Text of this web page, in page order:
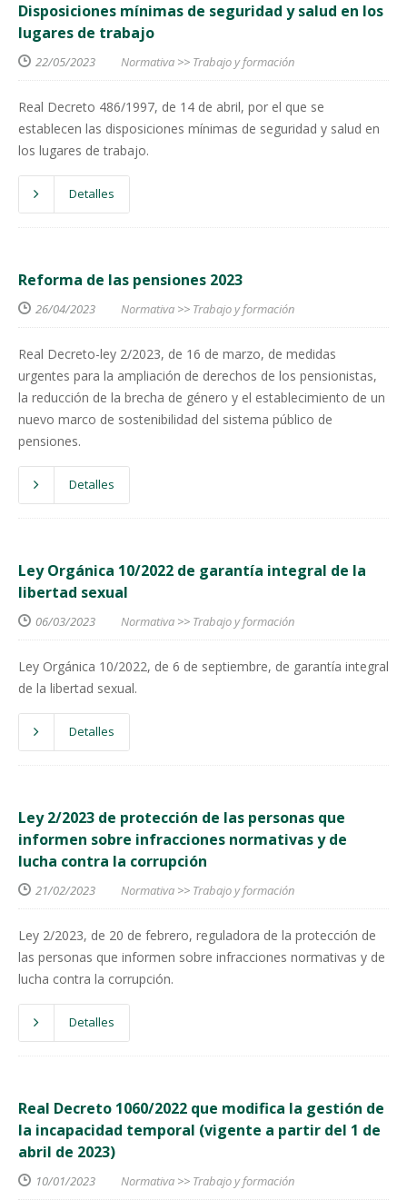
Disposiciones mínimas de seguridad y salud en los
lugares de trabajo
22/05/2023 Normativa >> Trabajo y formación
Real Decreto 486/1997, de 14 de abril, por el que se
establecen las disposiciones mínimas de seguridad y salud en
los lugares de trabajo.
Detalles
Reforma de las pensiones 2023
26/04/2023 Normativa >> Trabajo y formación
Real Decreto-ley 2/2023, de 16 de marzo, de medidas
urgentes para la ampliación de derechos de los pensionistas,
la reducción de la brecha de género y el establecimiento de un
nuevo marco de sostenibilidad del sistema público de
pensiones.
Detalles
Ley Orgánica 10/2022 de garantía integral de la
libertad sexual
06/03/2023 Normativa >> Trabajo y formación
Ley Orgánica 10/2022, de 6 de septiembre, de garantía integral
de la libertad sexual.
Detalles
Ley 2/2023 de protección de las personas que
informen sobre infracciones normativas y de
lucha contra la corrupción
21/02/2023 Normativa >> Trabajo y formación
Ley 2/2023, de 20 de febrero, reguladora de la protección de
las personas que informen sobre infracciones normativas y de
lucha contra la corrupción.
Detalles
Real Decreto 1060/2022 que modifica la gestión de
la incapacidad temporal (vigente a partir del 1 de
abril de 2023)
10/01/2023 Normativa >> Trabajo y formación